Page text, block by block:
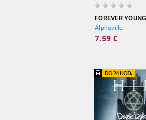
FOREVER YOUNG
Alphaville
7.59 €